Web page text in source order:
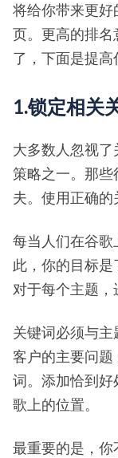
将给你带来更
页。更高的排
了，下面是提高
1.锁定相关
大多数人忽视
策略之一。那
夫。使用正确的
每当人们在谷歌
此，你的目标是
对于每个主题，
关键词必须与
客户的主要问
词。添加恰到
歌上的位置。
最重要的是，